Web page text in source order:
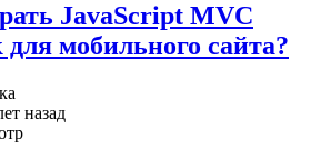
JavaScript MVC
мобильного сайта?
назад